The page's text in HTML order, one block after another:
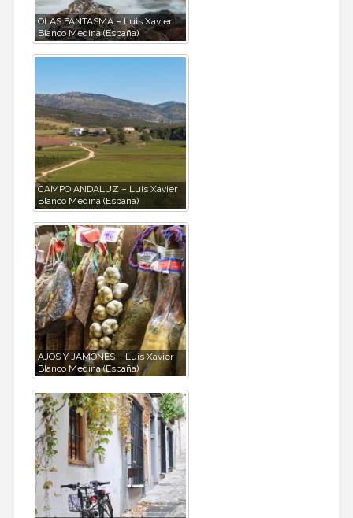
OLAS FANTASMA – Luis Xavier
Blanco Medina (España)
CAMPO ANDALUZ – Luis Xavier
Blanco Medina (España)
AJOS Y JAMONES – Luis Xavier
Blanco Medina (España)